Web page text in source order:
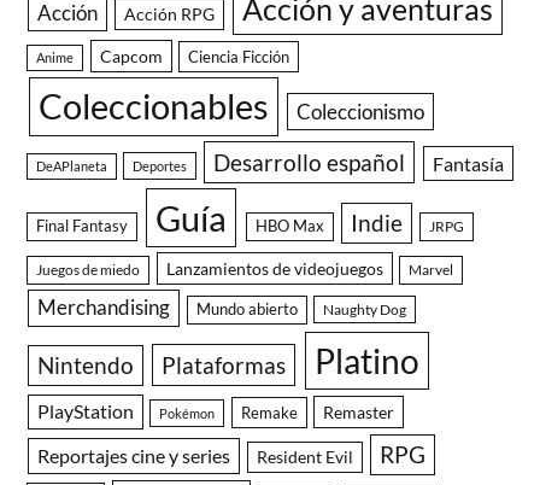
Acción Acción RPG Acción y aventuras
Anime Capcom Ciencia Ficción
Coleccionables Coleccionismo
DeAPlaneta Deportes Desarrollo español Fantasía
Final Fantasy Guía HBO Max Indie JRPG
Juegos de miedo Lanzamientos de videojuegos Marvel
Merchandising Mundo abierto Naughty Dog
Nintendo Plataformas Platino
PlayStation Pokémon Remake Remaster
Reportajes cine y series Resident Evil RPG